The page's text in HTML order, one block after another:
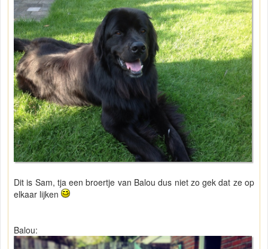
Dit is Sam, tja een broertje van Balou dus niet zo gek dat ze op
elkaar lijken
Balou: